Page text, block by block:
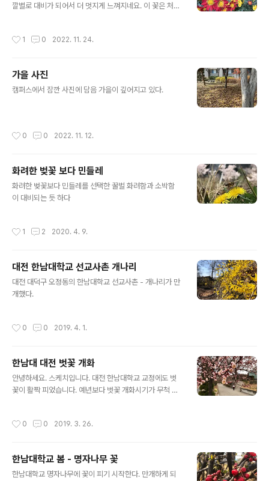
깔별로 대비가 되어서 더 멋지게 느껴지네요. 이 꽃은 처음
1 0 2022. 11. 24.
가을 사진
캠퍼스에서 잠깐 사진에 담음 가을이 깊어지고 있다.
0 0 2022. 11. 12.
화려한 벚꽃 보다 민들레
화려한 벚꽃보다 민들레를 선택한 꿀벌 화려함과 소박함
이 대비되는 듯 하다
1 2 2020. 4. 9.
대전 한남대학교 선교사촌 개나리
대전 대덕구 오정동의 한남대학교 선교사촌 - 개나리가 만
개했다.
0 0 2019. 4. 1.
한남대 대전 벗꽃 개화
안녕하세요. 스케치입니다. 대전 한남대학교 교정에도 벗
꽃이 활짝 피었습니다. 예년보다 벗꽃 개화시기가 무척 빠
0 0 2019. 3. 26.
한남대학교 봄 - 명자나무 꽃
한남대학교 명자나무에 꽃이 피기 시작한다. 만개하게 되